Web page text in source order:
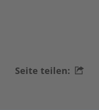
Seite teilen: